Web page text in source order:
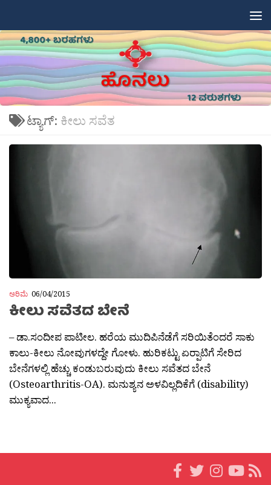
ಟ್ಯಾಗ್: ಕೀಲು ಸವೆತ
ಅರಿಮೆ 06/04/2015
ಕೀಲು ಸವೆತದ ಬೇನೆ
– ಡಾ.ಸಂದೀಪ ಪಾಟೀಲ. ಹರೆಯ ಮುದಿಪಿನೆಡೆಗೆ ಸರಿಯಿತೆಂದರೆ ಸಾಕು
ಕಾಲು-ಕೀಲು ನೋವುಗಳದ್ದೇ ಗೋಳು. ಹುರಿಕಟ್ಟು ಏರ‍್ಪಾಟಿಗೆ ಸೇರಿದ
ಬೇನೆಗಳಲ್ಲಿ ಹೆಚ್ಚು ಕಂಡುಬರುವುದು ಕೀಲು ಸವೆತದ ಬೇನೆ
(Osteoarthritis-OA). ಮನುಶ್ಯನ ಅಳವಿಲ್ಲದಿಕೆಗೆ (disability)
ಮುಕ್ಯವಾದ...